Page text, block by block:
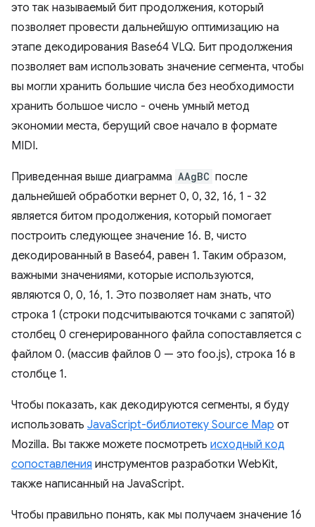
это так называемый бит продолжения, который
позволяет провести дальнейшую оптимизацию на
этапе декодирования Base64 VLQ. Бит продолжения
позволяет вам использовать значение сегмента, чтобы
вы могли хранить большие числа без необходимости
хранить большое число - очень умный метод
экономии места, берущий свое начало в формате
MIDI.
Приведенная выше диаграмма AAgBC после
дальнейшей обработки вернет 0, 0, 32, 16, 1 - 32
является битом продолжения, который помогает
построить следующее значение 16. B, чисто
декодированный в Base64, равен 1. Таким образом,
важными значениями, которые используются,
являются 0, 0, 16, 1. Это позволяет нам знать, что
строка 1 (строки подсчитываются точками с запятой)
столбец 0 сгенерированного файла сопоставляется с
файлом 0. (массив файлов 0 — это foo.js), строка 16 в
столбце 1.
Чтобы показать, как декодируются сегменты, я буду
использовать JavaScript-библиотеку Source Map от
Mozilla. Вы также можете посмотреть исходный код
сопоставления инструментов разработки WebKit,
также написанный на JavaScript.
Чтобы правильно понять, как мы получаем значение 16